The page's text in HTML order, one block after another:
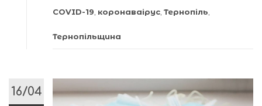
COVID-19 коронаваірус Тернопіль
Тернопільщина
16/04